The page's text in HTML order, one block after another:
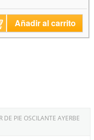
Añadir al carrito
PIE OSCILANTE AYERBE